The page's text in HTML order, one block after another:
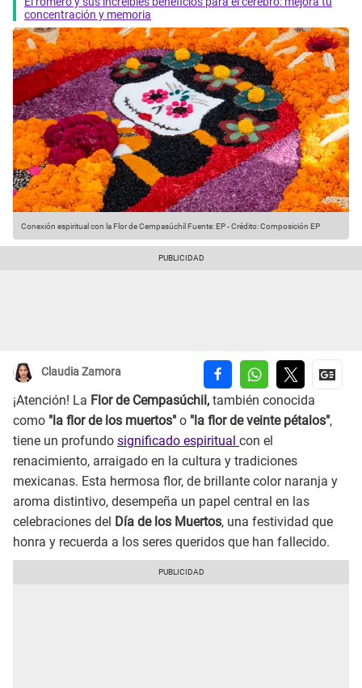
concentración y memoria
Conexión espiritual con la Flor de Cempasúchil Fuente: EP-Crédito: Composición EP
Claudia Zamora
¡Atención! La Flor de Cempasúchil, también conocida
como "la flor de los muertos" o "la flor de veinte pétalos",
tiene un profundo significado espiritual con el
renacimiento, arraigado en la cultura y tradiciones
mexicanas. Esta hermosa flor, de brillante color naranja y
aroma distintivo, desempeña un papel central en las
celebraciones del Día de los Muertos, una festividad que
honra y recuerda a los seres queridos que han fallecido.